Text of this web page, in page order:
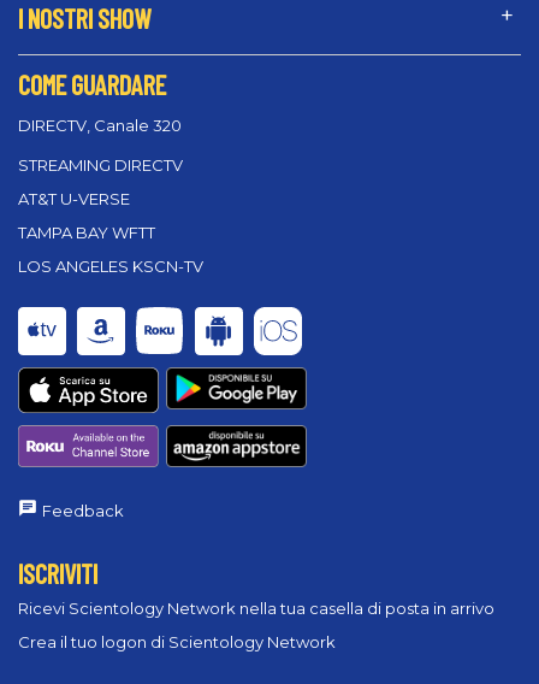
I NOSTRI SHOW
COME GUARDARE
DIRECTV, Canale 320
STREAMING DIRECTV
AT&T U-VERSE
TAMPA BAY WFTT
LOS ANGELES KSCN-TV
Feedback
ISCRIVITI
Ricevi Scientology Network nella tua casella di posta in arrivo
Crea il tuo logon di Scientology Network